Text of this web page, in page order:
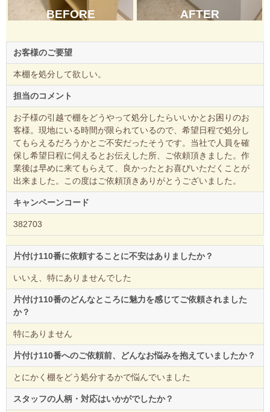
BEFORE AFTER
お客様のご要望
本棚を処分して欲しい。
担当のコメント
お子様の引越で棚をどうやって処分したらいいかとお困りのお
客様。現地にいる時間が限られているので、希望日程で処分し
てもらえるだろうかとご不安だったそうです。当社で人員を確
保し希望日程に伺えるとお伝えした所、ご依頼頂きました。作
業後は早めに来てもらえて、良かったとお喜びいただくことが
出来ました。この度はご依頼頂きありがとうございました。
キャンペーンコード
382703
片付け110番に依頼することに不安はありましたか？
いいえ、特にありませんでした
片付け110番のどんなところに魅力を感じてご依頼されました
か？
特にありません
片付け110番へのご依頼前、どんなお悩みを抱えていましたか？
とにかく棚をどう処分するかで悩んでいました
スタッフの人柄・対応はいかがでしたか？